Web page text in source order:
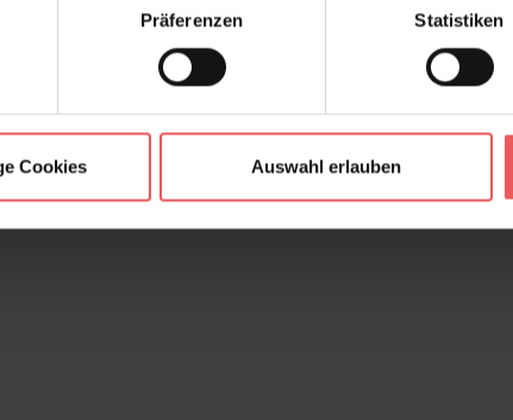
Präferenzen Statistiken
Cookies Auswahl erlauben